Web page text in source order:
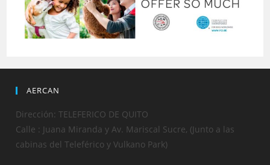
AERCAN
Dirección: TELEFERICO DE QUITO
Calle : Juana Miranda y Av. Mariscal Sucre, (Junto a las
cabinas del Teleférico y Vulkano Park)